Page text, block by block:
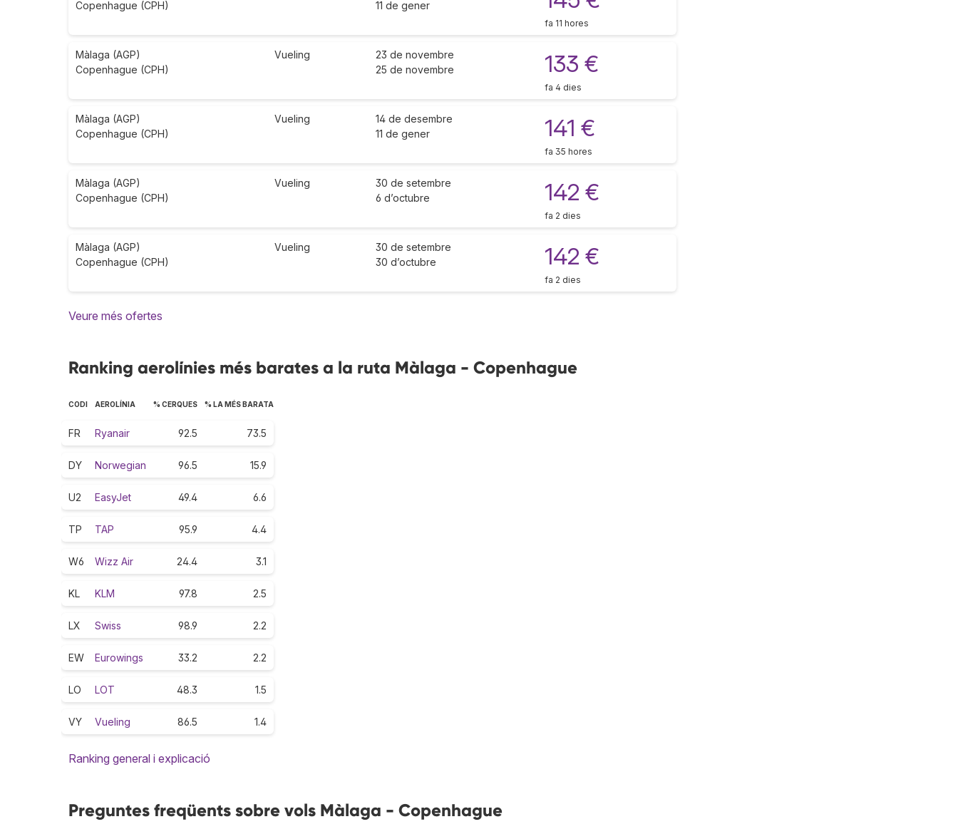
Copenhague (CPH)
11 de gener
fa 11 hores
Màlaga (AGP)
Copenhague (CPH)
Vueling
23 de novembre
25 de novembre
133 €
fa 4 dies
Màlaga (AGP)
Copenhague (CPH)
Vueling
14 de desembre
11 de gener
141 €
fa 35 hores
Màlaga (AGP)
Copenhague (CPH)
Vueling
30 de setembre
6 d’octubre
142 €
fa 2 dies
Màlaga (AGP)
Copenhague (CPH)
Vueling
30 de setembre
30 d’octubre
142 €
fa 2 dies
Veure més ofertes
Ranking aerolínies més barates a la ruta Màlaga - Copenhague
CODI AEROLÍNIA % CERQUES % LA MÉS BARATA
FR Ryanair 92.5 73.5
DY Norwegian 96.5 15.9
U2 EasyJet 49.4 6.6
TP TAP 95.9 4.4
W6 Wizz Air 24.4 3.1
KL KLM 97.8 2.5
LX Swiss 98.9 2.2
EW Eurowings 33.2 2.2
LO LOT 48.3 1.5
VY Vueling 86.5 1.4
Ranking general i explicació
Preguntes freqüents sobre vols Màlaga - Copenhague